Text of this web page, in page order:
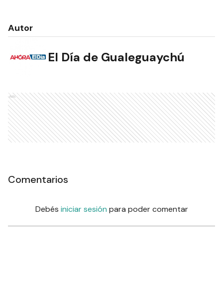
Autor
El Día de Gualeguaychú
Ads
Comentarios
Debés iniciar sesión para poder comentar